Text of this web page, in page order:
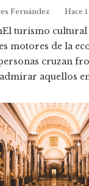
Fernández Hace
turismo cultural
motores de la
cruzan
aquellos